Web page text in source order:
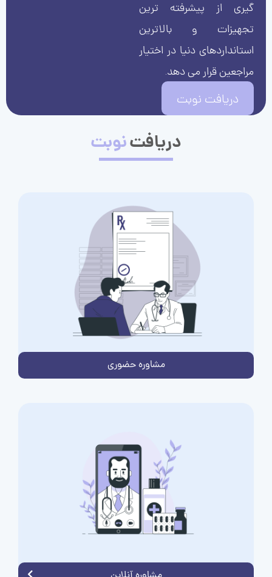
گیری از پیشرفته ترین
تجهیزات و بالاترین
استانداردهای دنیا در اختیار
مراجعین قرار می دهد.
دریافت نوبت
دریافتنوبت
مشاوره حضوری